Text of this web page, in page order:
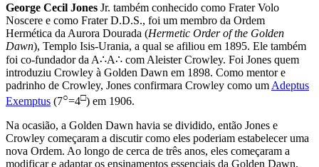
George Cecil Jones Jr. também conhecido como Frater Volo
Noscere e como Frater D.D.S., foi um membro da Ordem
Hermética da Aurora Dourada (Hermetic Order of the Golden
Dawn), Templo Isis-Urania, a qual se afiliou em 1895. Ele também
foi co-fundador da A∴A∴ com Aleister Crowley. Foi Jones quem
introduziu Crowley à Golden Dawn em 1898. Como mentor e
padrinho de Crowley, Jones confirmara Crowley como um Adeptus
Exemptus (7○=4□) em 1906.
Na ocasião, a Golden Dawn havia se dividido, então Jones e
Crowley começaram a discutir como eles poderiam estabelecer uma
nova Ordem. Ao longo de cerca de três anos, eles começaram a
modificar e adaptar os ensinamentos essenciais da Golden Dawn,